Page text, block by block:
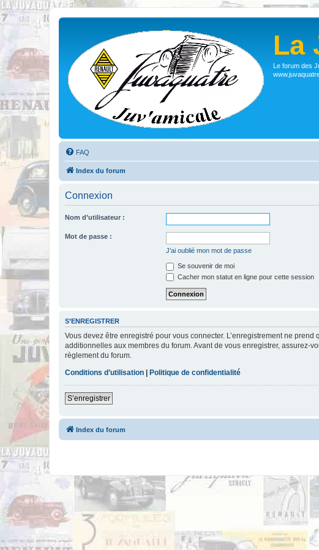
La
Le forum des
FAQ
Index du forum
Connexion
Nom d’utilisateur :
Mot de passe :
J’ai oublié mon mot de passe
Se souvenir de moi
Cacher mon statut en ligne pour cette session
S’ENREGISTRER
Vous devez être enregistré pour vous connecter. L’enregistrement ne
additionnelles aux membres du forum. Avant de vous enregistrer, assurez-
règlement du forum.
Conditions d’utilisation | Politique de confidentialité
S’enregistrer
Index du forum